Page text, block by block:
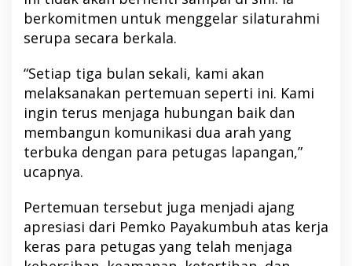
berkomitmen untuk menggelar silaturahmi
serupa secara berkala.
“Setiap tiga bulan sekali, kami akan
melaksanakan pertemuan seperti ini. Kami
ingin terus menjaga hubungan baik dan
membangun komunikasi dua arah yang
terbuka dengan para petugas lapangan,”
ucapnya.
Pertemuan tersebut juga menjadi ajang
apresiasi dari Pemko Payakumbuh atas kerja
keras para petugas yang telah menjaga